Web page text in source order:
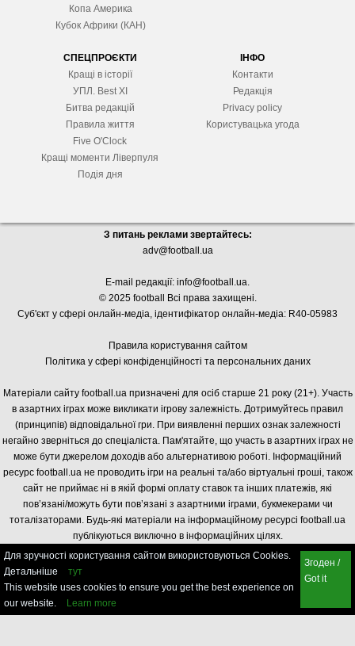
Копа Америка
Кубок Африки (КАН)
СПЕЦПРОЄКТИ
Кращі в історії
УПЛ. Best XІ
Битва редакцій
Правила життя
Five O'Clock
Кращі моменти Ліверпуля
Подія дня
ІНФО
Контакти
Редакція
Privacy policy
Користувацька угода
З питань реклами звертайтесь:
adv@football.ua
E-mail редакції: info@football.ua.
© 2025 football Всі права захищені.
Суб'єкт у сфері онлайн-медіа, ідентифікатор онлайн-медіа: R40-05983
Правила користування сайтом
Політика у сфері конфіденційності та персональних даних
Матеріали сайту football.ua призначені для осіб старше 21 року (21+). Участь
в азартних іграх може викликати ігрову залежність. Дотримуйтесь правил
(принципів) відповідальної гри. При виявленні перших ознак залежності
негайно зверніться до спеціаліста. Пам'ятайте, що участь в азартних іграх не
може бути джерелом доходів або альтернативою роботі. Інформаційний
ресурс football.ua не проводить ігри на реальні та/або віртуальні гроші, також
сайт не приймає ні в якій формі оплату ставок та інших платежів, які
пов’язані/можуть бути пов’язані з азартними іграми, букмекерами чи
тоталізаторами. Будь-які матеріали на інформаційному ресурсі football.ua
публікуються виключно в інформаційних цілях.
Для зручності користування сайтом використовуються Cookies.
Детальніше
тут
This website uses cookies to ensure you get the best experience on
our website.
Learn more
Згоден /
Got it